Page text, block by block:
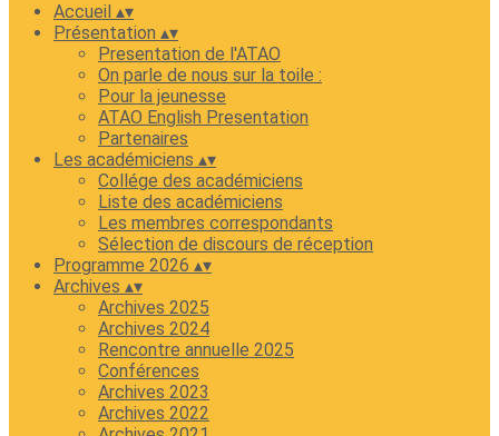
Accueil ▴▾
Présentation ▴▾
Presentation de l'ATAO
On parle de nous sur la toile :
Pour la jeunesse
ATAO English Presentation
Partenaires
Les académiciens ▴▾
Collége des académiciens
Liste des académiciens
Les membres correspondants
Sélection de discours de réception
Programme 2026 ▴▾
Archives ▴▾
Archives 2025
Archives 2024
Rencontre annuelle 2025
Conférences
Archives 2023
Archives 2022